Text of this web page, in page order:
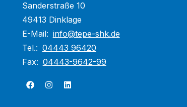
Sanderstraße 10
49413 Dinklage
E-Mail: info@tepe-shk.de
Tel.: 04443 96420
Fax: 04443-9642-99